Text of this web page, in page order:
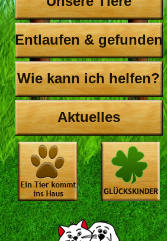
Entlaufen & gefunden
Wie kann ich helfen?
Aktuelles